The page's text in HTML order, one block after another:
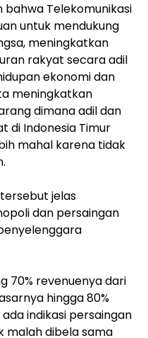
bahwa Telekomunikasi
untuk mendukung
meningkatkan
rakyat secara adil
ekonomi dan
meningkatkan
dimana adil dan
di Indonesia Timur
mahal karena tidak
jelas
dan persaingan
70% revenuenya dari
hingga 80%
indikasi persaingan
malah dibela sama